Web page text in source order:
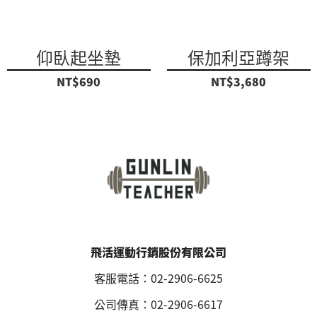
仰臥起坐墊
NT$690
保加利亞蹲架
NT$3,680
飛活運動行銷股份有限公司
客服電話：02-2906-6625
公司傳真：02-2906-6617